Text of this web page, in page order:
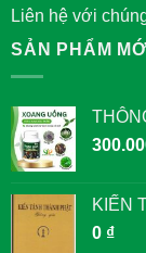
Liên hệ với
SẢN PHẨM MỚI
KIẾN
0 ₫